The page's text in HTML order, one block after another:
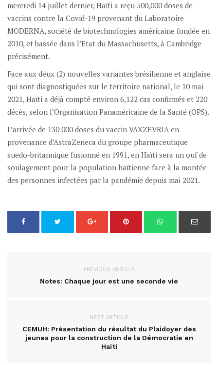
mercredi 14 juillet dernier, Haïti a reçu 500,000 doses de
vaccins contre la Covid-19 provenant du Laboratoire
MODERNA, société de biotechnologies américaine fondée en
2010, et bassée dans l’Etat du Massachusetts, à Cambridge
précisément.
Face aux deux (2) nouvelles variantes brésilienne et anglaise
qui sont diagnostiquées sur le territoire national, le 10 mai
2021, Haïti a déjà compté environ 6,122 cas confirmés et 220
décès, selon l’Organisation Panaméricaine de la Santé (OPS).
L’arrivée de 130 000 doses du vaccin VAXZEVRIA en
provenance d’AstraZeneca du groupe pharmaceutique
suedo-britannique fusionné en 1991, en Haïti sera un ouf de
soulagement pour la population haïtienne face à la montée
des personnes infectées par la pandémie depuis mai 2021.
PREVIOUS ARTICLE
Notes: Chaque jour est une seconde vie
NEXT ARTICLE
CEMUH: Présentation du résultat du Plaidoyer des
jeunes pour la construction de la Démocratie en
Haïti